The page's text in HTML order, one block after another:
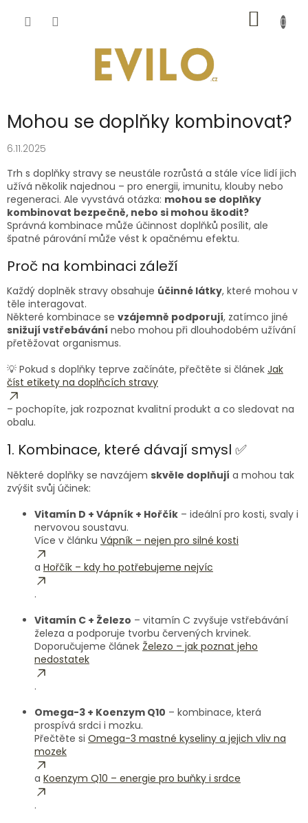
KOŠÍK
Mohou se doplňky kombinovat?
6.11.2025
Trh s doplňky stravy se neustále rozrůstá a stále více lidí jich
užívá několik najednou – pro energii, imunitu, klouby nebo
regeneraci. Ale vyvstává otázka: mohou se doplňky
kombinovat bezpečně, nebo si mohou škodit?
Správná kombinace může účinnost doplňků posílit, ale
špatné párování může vést k opačnému efektu.
Proč na kombinaci záleží
Každý doplněk stravy obsahuje účinné látky, které mohou v
těle interagovat.
Některé kombinace se vzájemně podporují, zatímco jiné
snižují vstřebávání nebo mohou při dlouhodobém užívání
přetěžovat organismus.
💡 Pokud s doplňky teprve začínáte, přečtěte si článek Jak
číst etikety na doplňcích stravy
– pochopíte, jak rozpoznat kvalitní produkt a co sledovat na
obalu.
1. Kombinace, které dávají smysl ✅
Některé doplňky se navzájem skvěle doplňují a mohou tak
zvýšit svůj účinek:
Vitamín D + Vápník + Hořčík – ideální pro kosti, svaly i
nervovou soustavu.
Více v článku Vápník – nejen pro silné kosti
a Hořčík – kdy ho potřebujeme nejvíc
.
Vitamín C + Železo – vitamín C zvyšuje vstřebávání
železa a podporuje tvorbu červených krvinek.
Doporučujeme článek Železo – jak poznat jeho
nedostatek
.
Omega-3 + Koenzym Q10 – kombinace, která
prospívá srdci i mozku.
Přečtěte si Omega-3 mastné kyseliny a jejich vliv na
mozek
a Koenzym Q10 – energie pro buňky i srdce
.